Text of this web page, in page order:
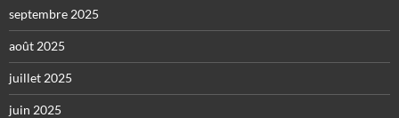
septembre 2025
août 2025
juillet 2025
juin 2025